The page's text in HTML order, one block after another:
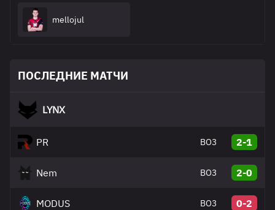
mellojul
ПОСЛЕДНИЕ МАТЧИ
LYNX
PR BO3 2-1
Nem BO3 2-0
MODUS BO3 0-2